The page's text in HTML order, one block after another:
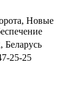
Новые
Беларусь
25-25